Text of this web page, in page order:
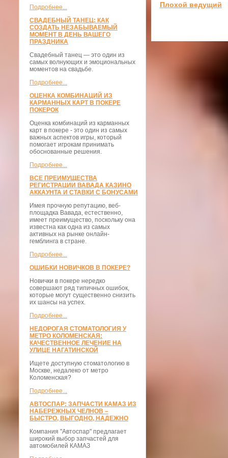
Подробнее...
СВАДЕБНЫЙ ТАНЕЦ: КАК
СОЗДАТЬ НЕЗАБЫВАЕМЫЙ
МОМЕНТ В ДЕНЬ ВАШЕГО
ПРАЗДНИКА
Свадебный танец — это один из
самых волнующих и эмоциональных
моментов на свадьбе.
Подробнее...
ОЦЕНКА КОМБИНАЦИЙ ИЗ
КАРМАННЫХ КАРТ В ПОКЕРЕ
ПОКЕРОК
Оценка комбинаций из карманных
карт в покере - это один из самых
важных аспектов игры, который
помогает игрокам принимать
обоснованные решения.
Подробнее...
ВСЕ ПРЕИМУЩЕСТВА
РЕГИСТРАЦИИ ВАВАДА КАЗИНО
АККАУНТА И СТАВКИ С БОНУСАМИ
Имея прочную репутацию, веб-
площадка Вавада, естественно,
имеет преимущество, поскольку она
известна как одна из самых
активных на рынке онлайн-
гемблинга в стране.
Подробнее...
ОШИБКИ НОВИЧКОВ В ПОКЕРЕ?
Новички в покере нередко
совершают ряд типичных ошибок,
которые могут существенно снизить
их шансы на успех.
Подробнее...
НЕДОРОГАЯ СТОМАТОЛОГИЯ У
МЕТРО КОЛОМЕНСКАЯ:
КАЧЕСТВЕННОЕ ЛЕЧЕНИЕ НА
УЛИЦЕ НАГАТИНСКОЙ
Ищете доступную стоматологию в
Москве, недалеко от метро
Коломенская?
Подробнее...
АВТОСПАР: ЗАПЧАСТИ КАМАЗ ИЗ
НАБЕРЕЖНЫХ ЧЕЛНОВ –
БЫСТРО, ВЫГОДНО, НАДЕЖНО
Компания "Автоспар" предлагает
широкий выбор запчастей для
автомобилей КАМАЗ
Плохой ведущий